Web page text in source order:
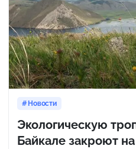
Новости
Экологическую
Байкале закроют